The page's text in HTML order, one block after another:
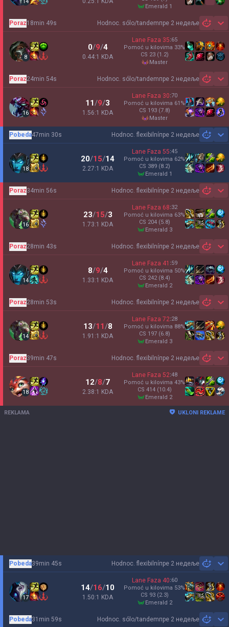
emerald 1
Hodnoc. sólo/tandemпре 2 недеље
Poraz18min 49s
8
0/9/4
0.44:1 KDA
Lane Faza 35:65
Pomoć u kilovima 33%
CS 23 (1.2)
master
Hodnoc. sólo/tandemпре 2 недеље
Poraz24min 54s
16
11/9/3
1.56:1 KDA
Lane Faza 30:70
Pomoć u kilovima 61 %
CS 193 (7.8)
master
Hodnoc. flexibilníпре 2 недеље
Pobeda47min 30s
18
20/15/14
2.27:1 KDA
Lane Faza 55:45
Pomoć u kilovima 62%
CS 389 (8.2)
emerald 1
Hodnoc. flexibilníпре 2 недеље
Poraz34min 56s
16
23/15/3
1.73:1 KDA
Lane Faza 68:32
Pomoć u kilovima 63%
CS 204 (5.8)
emerald 3
Hodnoc. flexibilníпре 2 недеље
Poraz28min 43s
14
8/9/4
1.33:1 KDA
Lane Faza 41 :59
Pomoć u kilovima 50%
CS 242 (8.4)
emerald 2
Hodnoc. flexibilníпре 2 недеље
Poraz28min 53s
14
13/11/8
1.91:1 KDA
Lane Faza 72:28
Pomoć u kilovima 88%
CS 197 (6.8)
emerald 3
Hodnoc. flexibilníпре 2 недеље
Poraz39min 47s
18
12/8/7
2.38:1 KDA
Lane Faza 52:48
Pomoć u kilovima 43%
CS 414 (10.4)
emerald 2
REKLAMA UKLONI REKLAME
Hodnoc. flexibilníпре 2 недеље
Pobeda39min 45s
17
14/16/10
1.50:1 KDA
Lane Faza 40:60
Pomoć u kilovima 53%
CS 93 (2.3)
emerald 2
Hodnoc. sólo/tandemпре 2 недеље
Pobeda31min 59s